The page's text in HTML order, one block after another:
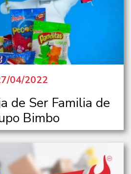
04/2022
de Ser Familia de
Bimbo